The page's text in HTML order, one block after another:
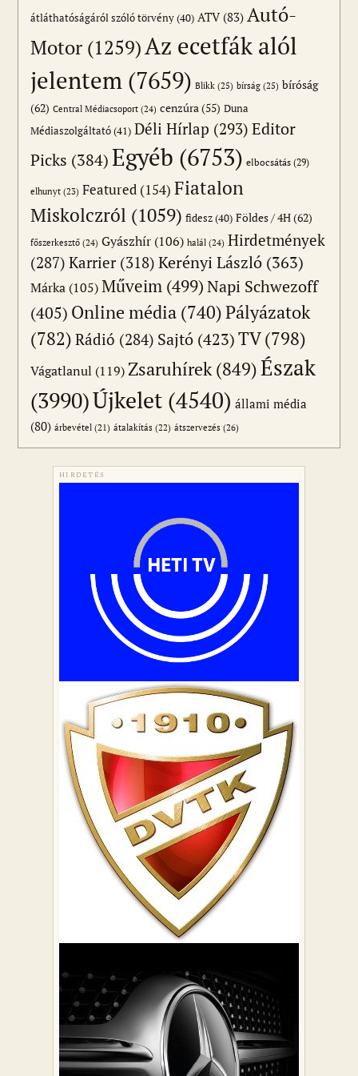
átláthatóságáról szóló törvény(40) ATV(83) Autó-
Motor (1259)Az ecetfák alól
jelentem (7659) Blikk (25) bírság (25) bíróság
(62) Central Médiacsoport (24) cenzúra(55) Duna
Médiaszolgáltató(41) Déli Hírlap (293) Editor
Picks (384)Egyéb (6753) elbocsátás (29)
elhunyt (23) Featured (154) Fiatalon
Miskolczról (1059) fidesz(40) Földes / 4H(62)
főszerkesztő (24) Gyászhír (106) halál (24) Hirdetmények
(287) Karrier(318) Kerényi László (363)
Márka (105) Műveim (499)Napi Schwezoff
(405) Online média (740)Pályázatok
(782) Rádió (284) Sajtó (423)TV(798)
Vágatlanul (119) Zsaruhírek (849)Észak
(3990)Újkelet (4540) állami média
(80) árbevétel (21) átalakítás (22) átszervezés (26)
HIRDETÉS